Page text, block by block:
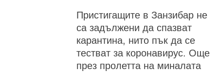
Пристигащите в Занзибар не
са задължени да спазват
карантина, нито пък да се
тестват за коронавирус. Още
през пролетта на миналата